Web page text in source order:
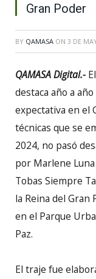
Gran Poder
BY QAMASA ON 3 DE
QAMASA Digital.-
destaca año a
expectativa en el
técnicas que se
2024, no pasó
por Marlene
Tobas Siempre
la Reina del Gran
en el Parque
Paz.
El traje fue